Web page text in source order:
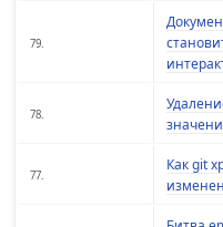
79.
78.
77.
Как git